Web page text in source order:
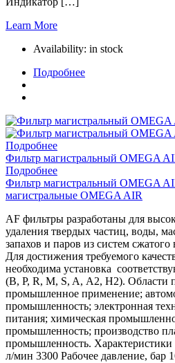
Learn More
Availability: in stock
Подробнее
Подробнее
Фильтр магистральный OMEGA
Подробнее
Фильтр магистральный OMEGA
магистральные OMEGA AIR
AF фильтры разработаны для
удаления твердых частиц, воды,
запахов и паров из систем сжатого
Для достижения требуемого
необходима установка
(B, P, R, M, S, A, A2, H2). Области
промышленное применение;
промышленность; электронная
питания; химическая
промышленность; производство
промышленность. Характеристики
л/мин 3300 Рабочее давление, бар